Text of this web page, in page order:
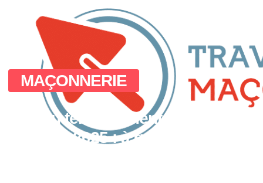
MAÇONNERIE
Prix du terrassement au mètre
carré en 2025 : à quoi s’attendre